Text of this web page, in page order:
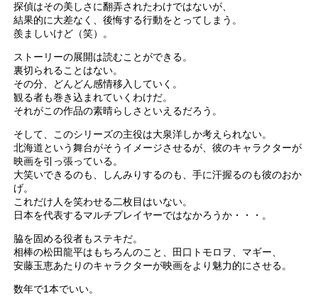
探偵はその美しさに翻弄されたわけではないが、
結果的に大差なく、後悔する行動をとってしまう。
羨ましいけど（笑）。
ストーリーの展開は読むことができる。
裏切られることはない。
その分、どんどん感情移入していく。
観る者も巻き込まれていくわけだ。
それがこの作品の素晴らしさといえるだろう。
そして、このシリーズの主役は大泉洋しか考えられない。
北海道という舞台がそうイメージさせるが、彼のキャラクターが
映画を引っ張っている。
大笑いできるのも、しんみりするのも、手に汗握るのも彼のおか
げ。
これだけ人を笑わせる二枚目はいない。
日本を代表するマルチプレイヤーではなかろうか・・・。
脇を固める役者もステキだ。
相棒の松田龍平はもちろんのこと、田口トモロヲ、マギー、
安藤玉恵あたりのキャラクターが映画をより魅力的にさせる。
数年で1本でいい。